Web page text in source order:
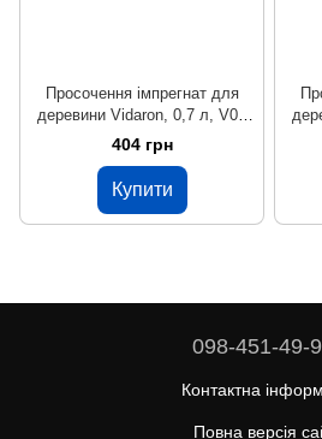
Просочення імпрегнат для
деревини Vidaron, 0,7 л, V01
безбарвний, Матовий
404 грн
Купити
098-451-49-
Контактна
Повна версія